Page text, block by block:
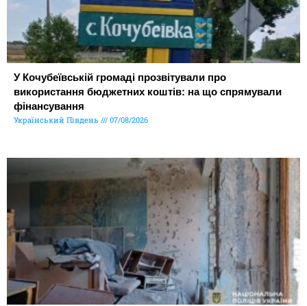
У Кочубеївській громаді прозвітували про
використання бюджетних коштів: на що спрямували
фінансування
Український Південь 07/08/2026